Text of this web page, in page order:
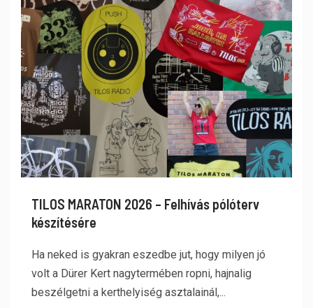
TILOS MARATON 2026 – Felhívás pólóterv
készítésére
Ha neked is gyakran eszedbe jut, hogy milyen jó
volt a Dürer Kert nagytermében ropni, hajnalig
beszélgetni a kerthelyiség asztalainál,...